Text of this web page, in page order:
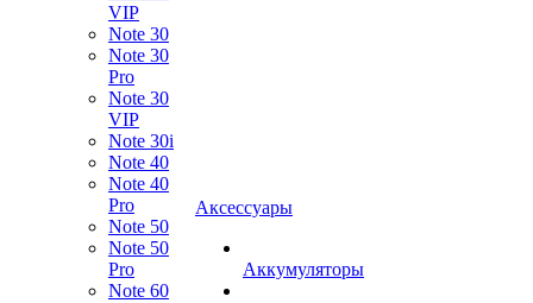
VIP
Note 30
Note 30
Pro
Note 30
VIP
Note 30i
Note 40
Note 40
Pro
Note 50
Note 50
Pro
Note 60
Аксессуары
Аккумуляторы